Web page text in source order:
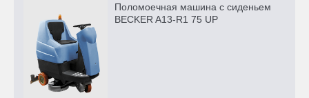
Поломоечная машина с сиденьем
BECKER A13-R1 75 UP